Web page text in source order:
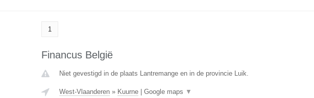
1
Financus België
Niet gevestigd in de plaats Lantremange en in de provincie Luik.
West-Vlaanderen» Kuurne| Google maps ▼